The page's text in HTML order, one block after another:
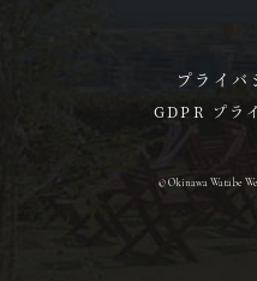
プライバ
GDPR プラ
© Okinawa Watabe